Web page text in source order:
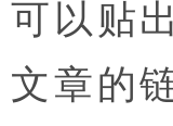
可以贴
文章的